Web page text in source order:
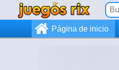
Página de inicio